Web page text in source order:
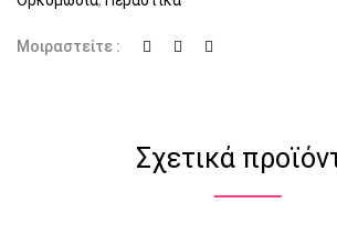
Μοιραστείτε :
Σχετικά